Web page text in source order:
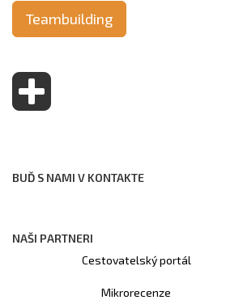
Teambuilding
BUĎ S NAMI V KONTAKTE
NAŠI PARTNERI
Cestovatelský portál
Mikrorecenze